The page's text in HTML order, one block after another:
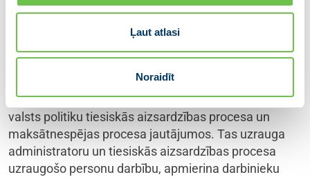
Ļaut atlasi
Noraidīt
ministrija nodrošinās atbalstu, tai skaitā sagatavojot
rekomendācijas vēstules.
Maksātnespējas kontroles dienests ir tieslietu
ministra pārraudzībā esoša valsts iestāde, kas īsteno
valsts politiku tiesiskās aizsardzības procesa un
maksātnespējas procesa jautājumos. Tas uzrauga
administratoru un tiesiskās aizsardzības procesa
uzraugošo personu darbību, apmierina darbinieku